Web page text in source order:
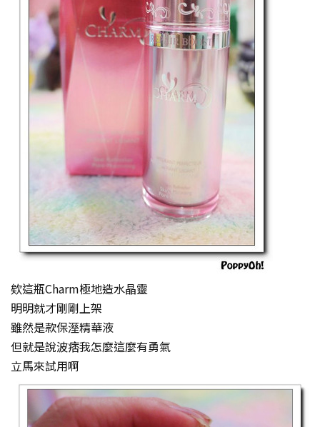
欸這瓶Charm極地造水晶靈
明明就才剛剛上架
雖然是款保溼精華液
但就是說波痞我怎麼這麼有勇氣
立馬來試用啊